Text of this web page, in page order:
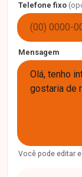
Telefone fixo
Mensagem
Você pode editar